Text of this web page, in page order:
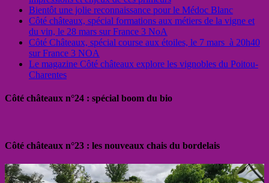
Bientôt une jolie reconnaissance pour le Médoc Blanc
Côté châteaux, spécial formations aux métiers de la vigne et
du vin, le 28 mars sur France 3 NoA
Côté Châteaux, spécial course aux étoiles, le 7 mars à 20h40
sur France 3 NOA
Le magazine Côté châteaux explore les vignobles du Poitou-
Charentes
Côté châteaux n°24 : spécial boom du bio
Côté châteaux n°23 : les nouveaux chais du bordelais